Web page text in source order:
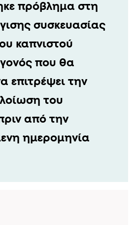
πρόβλημα στη
συσκευασίας
καπνιστού
που θα
επιτρέψει την
του
από την
ημερομηνία